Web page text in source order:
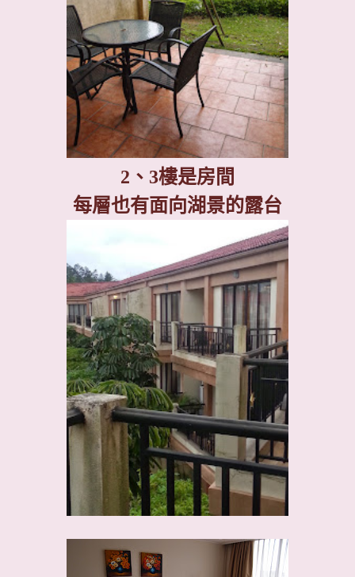
2 、 3樓是房間
每層也有面向湖景的露台